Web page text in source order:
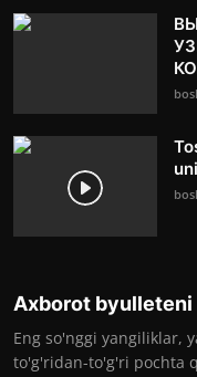
Axborot byulleteni
Eng so'nggi yangiliklar,
to'g'ridan-to'g'ri pochta